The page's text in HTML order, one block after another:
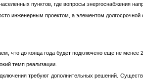
пунктов, где вопросы энергоснабжения
инженерным проектом, а элементом долгосрочной
что до конца года будет подключено еще не менее
темп реализации.
требуют дополнительных решений.